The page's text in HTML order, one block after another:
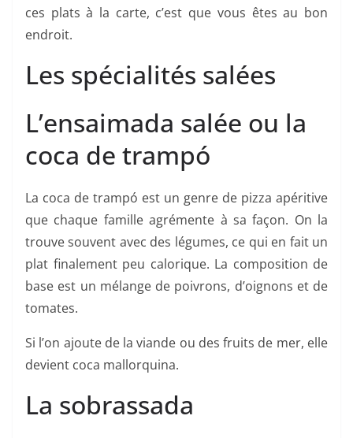
ces plats à la carte, c’est que vous êtes au bon
endroit.
Les spécialités salées
L’ensaimada salée ou la
coca de trampó
La coca de trampó est un genre de pizza apéritive
que chaque famille agrémente à sa façon. On la
trouve souvent avec des légumes, ce qui en fait un
plat finalement peu calorique. La composition de
base est un mélange de poivrons, d’oignons et de
tomates.
Si l’on ajoute de la viande ou des fruits de mer, elle
devient coca mallorquina.
La sobrassada